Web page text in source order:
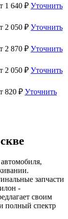
1 640 ₽ Уточнить
2 050 ₽ Уточнить
2 870 ₽ Уточнить
2 050 ₽ Уточнить
820 ₽ Уточнить
запчасти
-
своим
полный спектр